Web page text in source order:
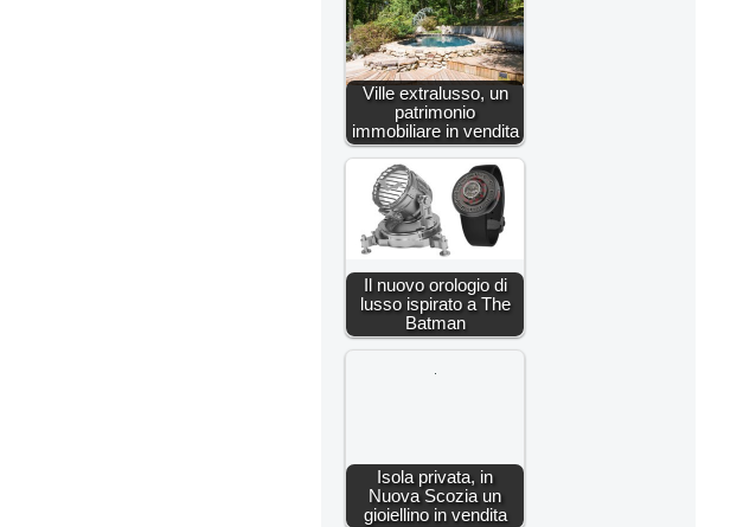
Ville extralusso, un
patrimonio
immobiliare in vendita
Il nuovo orologio di
lusso ispirato a The
Batman
Isola privata, in
Nuova Scozia un
gioiellino in vendita